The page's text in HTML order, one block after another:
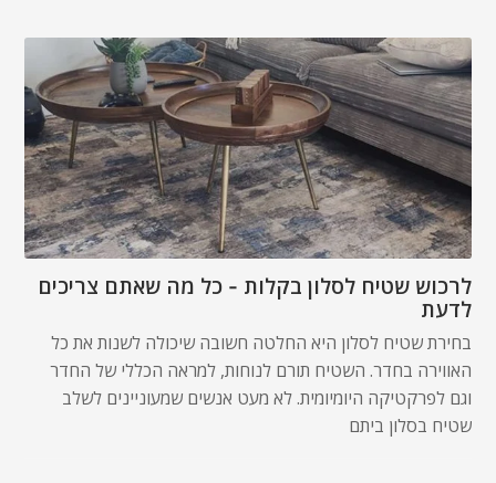
לרכוש שטיח לסלון בקלות - כל מה שאתם צריכים
לדעת
בחירת שטיח לסלון היא החלטה חשובה שיכולה לשנות את כל
האווירה בחדר. השטיח תורם לנוחות, למראה הכללי של החדר
וגם לפרקטיקה היומיומית. לא מעט אנשים שמעוניינים לשלב
שטיח בסלון ביתם